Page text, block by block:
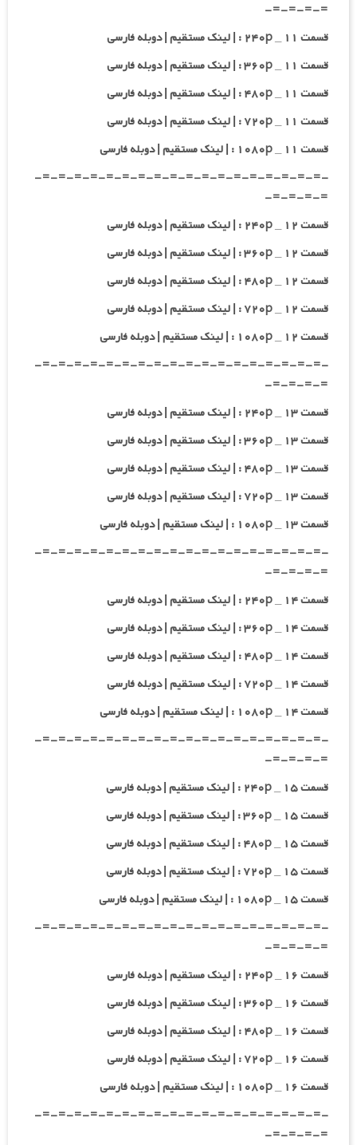
=-=-=-=-
قسمت ۱۱ _ ۲۴۰p : | لینک مستقیم | دوبله فارسی
قسمت ۱۱ _ ۳۶۰p : | لینک مستقیم | دوبله فارسی
قسمت ۱۱ _ ۴۸۰p : | لینک مستقیم | دوبله فارسی
قسمت ۱۱ _ ۷۲۰p : | لینک مستقیم | دوبله فارسی
قسمت ۱۱ _ ۱۰۸۰p : | لینک مستقیم | دوبله فارسی
-=-=-=-=-=-=-=-=-=-=-=-=-=-=-=-=-=-=-
=-=-=-=-
قسمت ۱۲ _ ۲۴۰p : | لینک مستقیم | دوبله فارسی
قسمت ۱۲ _ ۳۶۰p : | لینک مستقیم | دوبله فارسی
قسمت ۱۲ _ ۴۸۰p : | لینک مستقیم | دوبله فارسی
قسمت ۱۲ _ ۷۲۰p : | لینک مستقیم | دوبله فارسی
قسمت ۱۲ _ ۱۰۸۰p : | لینک مستقیم | دوبله فارسی
-=-=-=-=-=-=-=-=-=-=-=-=-=-=-=-=-=-=-
=-=-=-=-
قسمت ۱۳ _ ۲۴۰p : | لینک مستقیم | دوبله فارسی
قسمت ۱۳ _ ۳۶۰p : | لینک مستقیم | دوبله فارسی
قسمت ۱۳ _ ۴۸۰p : | لینک مستقیم | دوبله فارسی
قسمت ۱۳ _ ۷۲۰p : | لینک مستقیم | دوبله فارسی
قسمت ۱۳ _ ۱۰۸۰p : | لینک مستقیم | دوبله فارسی
-=-=-=-=-=-=-=-=-=-=-=-=-=-=-=-=-=-=-
=-=-=-=-
قسمت ۱۴ _ ۲۴۰p : | لینک مستقیم | دوبله فارسی
قسمت ۱۴ _ ۳۶۰p : | لینک مستقیم | دوبله فارسی
قسمت ۱۴ _ ۴۸۰p : | لینک مستقیم | دوبله فارسی
قسمت ۱۴ _ ۷۲۰p : | لینک مستقیم | دوبله فارسی
قسمت ۱۴ _ ۱۰۸۰p : | لینک مستقیم | دوبله فارسی
-=-=-=-=-=-=-=-=-=-=-=-=-=-=-=-=-=-=-
=-=-=-=-
قسمت ۱۵ _ ۲۴۰p : | لینک مستقیم | دوبله فارسی
قسمت ۱۵ _ ۳۶۰p : | لینک مستقیم | دوبله فارسی
قسمت ۱۵ _ ۴۸۰p : | لینک مستقیم | دوبله فارسی
قسمت ۱۵ _ ۷۲۰p : | لینک مستقیم | دوبله فارسی
قسمت ۱۵ _ ۱۰۸۰p : | لینک مستقیم | دوبله فارسی
-=-=-=-=-=-=-=-=-=-=-=-=-=-=-=-=-=-=-
=-=-=-=-
قسمت ۱۶ _ ۲۴۰p : | لینک مستقیم | دوبله فارسی
قسمت ۱۶ _ ۳۶۰p : | لینک مستقیم | دوبله فارسی
قسمت ۱۶ _ ۴۸۰p : | لینک مستقیم | دوبله فارسی
قسمت ۱۶ _ ۷۲۰p : | لینک مستقیم | دوبله فارسی
قسمت ۱۶ _ ۱۰۸۰p : | لینک مستقیم | دوبله فارسی
-=-=-=-=-=-=-=-=-=-=-=-=-=-=-=-=-=-=-
=-=-=-=-